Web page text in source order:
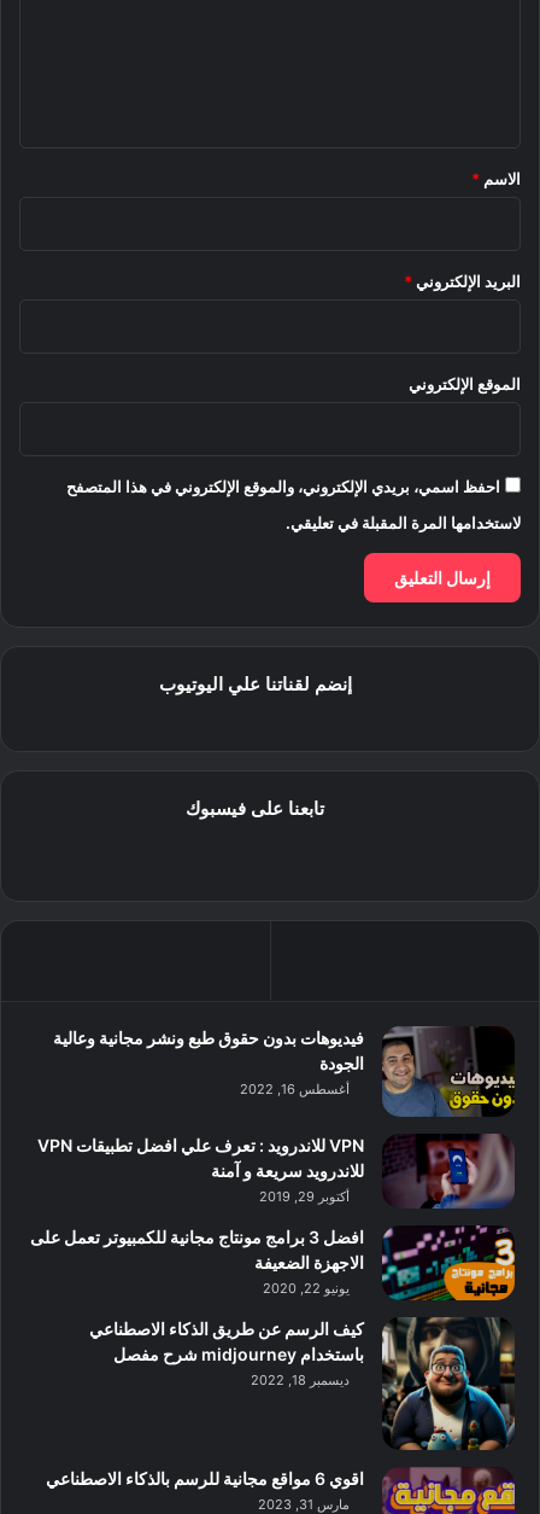
*
الاسم *
البريد الإلكتروني *
الموقع الإلكتروني
احفظ اسمي، بريدي الإلكتروني، والموقع الإلكتروني في هذا المتصفح
لاستخدامها المرة المقبلة في تعليقي.
إنضم لقناتنا علي اليوتيوب
تابعنا على فيسبوك
فيديوهات بدون حقوق طبع ونشر مجانية وعالية
الجودة
أغسطس 16, 2022
VPN للاندرويد : تعرف علي افضل تطبيقات VPN
للاندرويد سريعة و آمنة
أكتوبر 29, 2019
افضل 3 برامج مونتاج مجانية للكمبيوتر تعمل على
الاجهزة الضعيفة
يونيو 22, 2020
كيف الرسم عن طريق الذكاء الاصطناعي
باستخدام midjourney شرح مفصل
ديسمبر 18, 2022
اقوي 6 مواقع مجانية للرسم بالذكاء الاصطناعي
مارس 31, 2023